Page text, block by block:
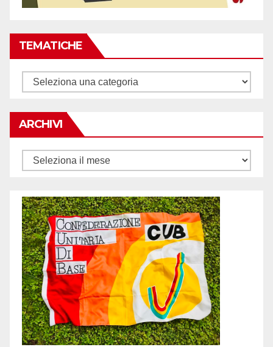
TEMATICHE
Tematiche
ARCHIVI
Archivi